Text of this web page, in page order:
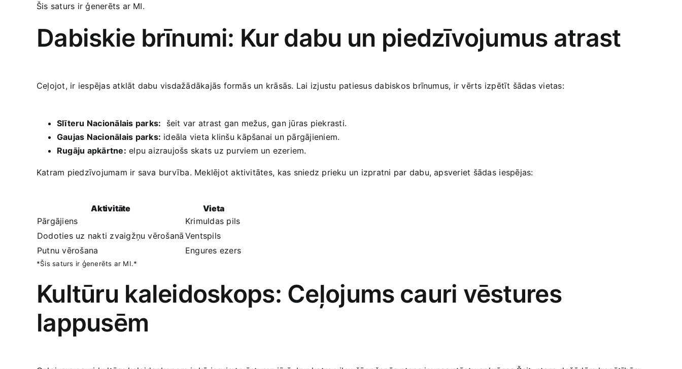
Šis‍ saturs​ ir ģenerēts ar MI.
Dabiskie brīnumi: ‌Kur⁤ dabu ⁢un piedzīvojumus‍ atrast
Ceļojot, ir iespējas atklāt dabu visdažādākajās formās un ‍krāsās. Lai izjustu⁤ patiesus dabiskos brīnumus, ir vērts izpētīt šādas vietas:
Slīteru Nacionālais parks: ​ šeit var atrast ‌gan mežus,‌ gan jūras piekrasti.
Gaujas Nacionālais‍ parks: ideāla vieta ‌klinšu ⁤kāpšanai un pārgājieniem.
Rugāju apkārtne: elpu aizraujošs ​skats uz purviem un ezeriem.
Katram piedzīvojumam ir sava‍ burvība. Meklējot aktivitātes,⁢ kas sniedz prieku un izpratni par dabu, apsveriet šādas⁤ iespējas:
Aktivitāte
Vieta
Pārgājiens
Krimuldas pils
Dodoties uz nakti​ zvaigžņu vērošanā Ventspils
Putnu vērošana
Engures ezers
*Šis ‍saturs ir ģenerēts ar MI.*
Kultūru kaleidoskops: Ceļojums⁤ cauri vēstures‍
lappusēm